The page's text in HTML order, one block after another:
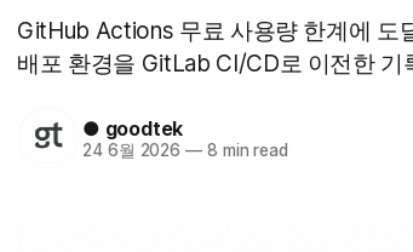
GitHub Actions 무료 사용량 한계에 도
배포 환경을 GitLab CI/CD로 이전한 기
● goodtek
24 6월 2026 — 8 min read